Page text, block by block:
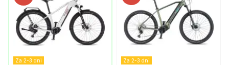
Za 2-3 dni Za 2-3 dni